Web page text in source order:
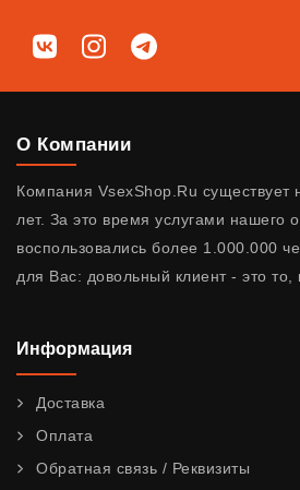
Мы в соц. сетях
ВКонтактеInstagramTelegram
О Компании
Компания VsexShop.Ru существует
лет. За это время услугами нашего
воспользовались более 1.000.000
для Вас: довольный клиент - это
Информация
Доставка
Оплата
Обратная связь / Реквизиты